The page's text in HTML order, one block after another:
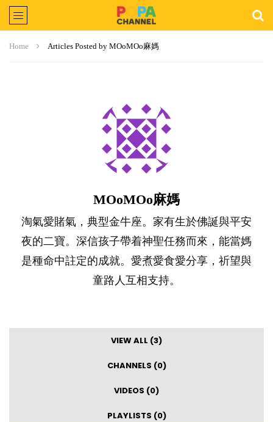
Home Articles Posted by MOoMOo麻媽
MOoMOo麻媽
淘氣愛賭氣，典型金牛座。家有生於佛誕與平安
夜的二寶。深信孩子帶着神聖任務而來，能當媽
是種命中註定的成就。愛煮愛食愛分享，祈望與
童路人互相支持。
VIEW ALL (3)
CHANNELS (0)
VIDEOS (0)
PLAYLISTS (0)